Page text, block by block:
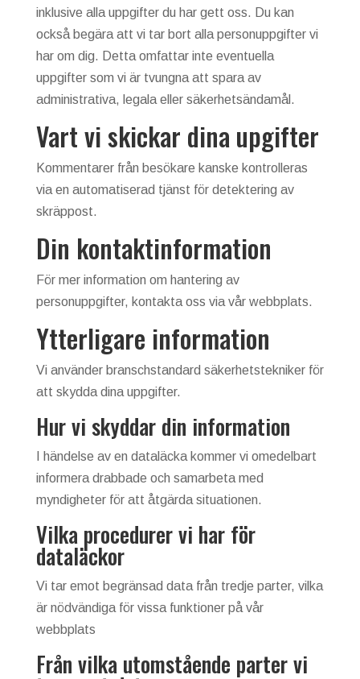
inklusive alla uppgifter du har gett oss. Du kan
också begära att vi tar bort alla personuppgifter vi
har om dig. Detta omfattar inte eventuella
uppgifter som vi är tvungna att spara av
administrativa, legala eller säkerhetsändamål.
Vart vi skickar dina upgifter
Kommentarer från besökare kanske kontrolleras
via en automatiserad tjänst för detektering av
skräppost.
Din kontaktinformation
För mer information om hantering av
personuppgifter, kontakta oss via vår webbplats.
Ytterligare information
Vi använder branschstandard säkerhetstekniker för
att skydda dina uppgifter.
Hur vi skyddar din information
I händelse av en dataläcka kommer vi omedelbart
informera drabbade och samarbeta med
myndigheter för att åtgärda situationen.
Vilka procedurer vi har för
dataläckor
Vi tar emot begränsad data från tredje parter, vilka
är nödvändiga för vissa funktioner på vår
webbplats
Från vilka utomstående parter vi